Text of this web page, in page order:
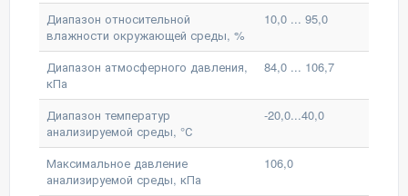
Диапазон относительной
влажности окружающей среды, %
10,0 ... 95,0
Диапазон атмосферного давления,
кПа
84,0 ... 106,7
Диапазон температур
анализируемой среды, °С
-20,0...40,0
Максимальное давление
анализируемой среды, кПа
106,0